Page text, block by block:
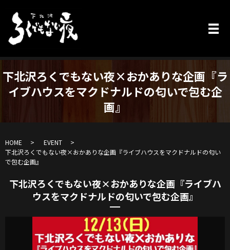
下北沢ろくでもない夜×おかありな企画『ラ
イブハウスをマクドナルドの匂いで包む企
画』
HOME
EVENT
下北沢ろくでもない夜×おかありな企画『ライブハウスをマクドナルドの匂い
で包む企画』
下北沢ろくでもない夜×おかありな企画『ライブハ
ウスをマクドナルドの匂いで包む企画』